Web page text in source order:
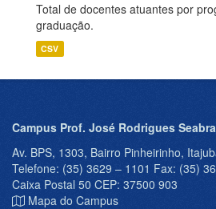
Total de docentes atuantes por
graduação.
CSV
Campus Prof. José Rodrigues
Av. BPS, 1303, Bairro Pinheirinho,
Telefone: (35) 3629 – 1101 Fax: (35)
Caixa Postal 50 CEP: 37500 903
Mapa do Campus